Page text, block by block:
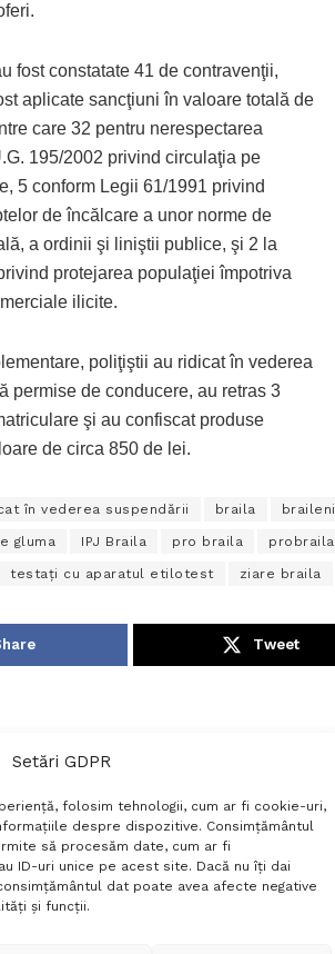
Setări GDPR
folosim tehnologii, cum ar fi cookie-uri,
despre dispozitive. Consimțământul
să procesăm date, cum ar fi
ID-uri unice pe acest site. Dacă nu îți dai
dat poate avea afecte negative
și funcții.
fost constatate 41 de contravenţii,
aplicate sancţiuni în valoare totală de
care 32 pentru nerespectarea
195/2002 privind circulaţia pe
5 conform Legii 61/1991 privind
de încălcare a unor norme de
a ordinii şi liniştii publice, şi 2 la
protejarea populaţiei împotriva
ilicite.
poliţiştii au ridicat în vederea
permise de conducere, au retras 3
şi au confiscat produse
de circa 850 de lei.
în vederea suspendării braila braileni
gluma IPJ Braila pro braila probraila
testaţi cu aparatul etilotest ziare braila
Tweet